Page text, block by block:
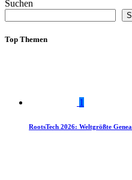
Suchen
Top Themen
1
RootsTech 2026: Weltgrößte